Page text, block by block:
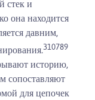
стек и
она находится
давним,
310789
историю,
сопоставляют
для цепочек